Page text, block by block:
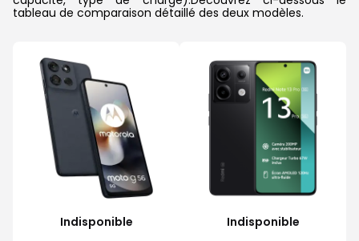
tableau de comparaison détaillé des deux modèles.
Indisponible
Indisponible